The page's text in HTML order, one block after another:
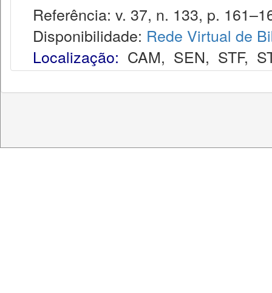
Referência: v. 37, n. 133, p.
Disponibilidade: Rede Virtual de
Localização: CAM, SEN, STF,